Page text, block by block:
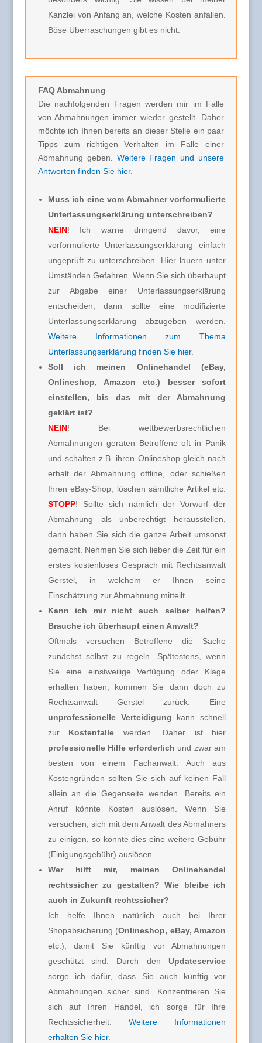
Kanzlei von Anfang an, welche Kosten anfallen.
Böse Überraschungen gibt es nicht.
FAQ Abmahnung
Die nachfolgenden Fragen werden mir im Falle
von Abmahnungen immer wieder gestellt. Daher
möchte ich Ihnen bereits an dieser Stelle ein paar
Tipps zum richtigen Verhalten im Falle einer
Abmahnung geben. Weitere Fragen und unsere
Antworten finden Sie hier.
Muss ich eine vom Abmahner vorformulierte
Unterlassungserklärung unterschreiben?
NEIN! Ich warne dringend davor, eine
vorformulierte Unterlassungserklärung einfach
ungeprüft zu unterschreiben. Hier lauern unter
Umständen Gefahren. Wenn Sie sich überhaupt
zur Abgabe einer Unterlassungserklärung
entscheiden, dann sollte eine modifizierte
Unterlassungserklärung abzugeben werden.
Weitere Informationen zum Thema
Unterlassungserklärung finden Sie hier.
Soll ich meinen Onlinehandel (eBay,
Onlineshop, Amazon etc.) besser sofort
einstellen, bis das mit der Abmahnung
geklärt ist?
NEIN! Bei wettbewerbsrechtlichen
Abmahnungen geraten Betroffene oft in Panik
und schalten z.B. ihren Onlineshop gleich nach
erhalt der Abmahnung offline, oder schießen
Ihren eBay-Shop, löschen sämtliche Artikel etc.
STOPP! Sollte sich nämlich der Vorwurf der
Abmahnung als unberechtigt herausstellen,
dann haben Sie sich die ganze Arbeit umsonst
gemacht. Nehmen Sie sich lieber die Zeit für ein
erstes kostenloses Gespräch mit Rechtsanwalt
Gerstel, in welchem er Ihnen seine
Einschätzung zur Abmahnung mitteilt.
Kann ich mir nicht auch selber helfen?
Brauche ich überhaupt einen Anwalt?
Oftmals versuchen Betroffene die Sache
zunächst selbst zu regeln. Spätestens, wenn
Sie eine einstweilige Verfügung oder Klage
erhalten haben, kommen Sie dann doch zu
Rechtsanwalt Gerstel zurück. Eine
unprofessionelle Verteidigung kann schnell
zur Kostenfalle werden. Daher ist hier
professionelle Hilfe erforderlich und zwar am
besten von einem Fachanwalt. Auch aus
Kostengründen sollten Sie sich auf keinen Fall
allein an die Gegenseite wenden. Bereits ein
Anruf könnte Kosten auslösen. Wenn Sie
versuchen, sich mit dem Anwalt des Abmahners
zu einigen, so könnte dies eine weitere Gebühr
(Einigungsgebühr) auslösen.
Wer hilft mir, meinen Onlinehandel
rechtssicher zu gestalten? Wie bleibe ich
auch in Zukunft rechtssicher?
Ich helfe Ihnen natürlich auch bei Ihrer
Shopabsicherung (Onlineshop, eBay, Amazon
etc.), damit Sie künftig vor Abmahnungen
geschützt sind. Durch den Updateservice
sorge ich dafür, dass Sie auch künftig vor
Abmahnungen sicher sind. Konzentrieren Sie
sich auf Ihren Handel, ich sorge für Ihre
Rechtssicherheit. Weitere Informationen
erhalten Sie hier.